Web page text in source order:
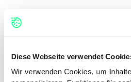
Diese Webseite verwendet
Wir verwenden Cookies, um
Portfolio
Unsere